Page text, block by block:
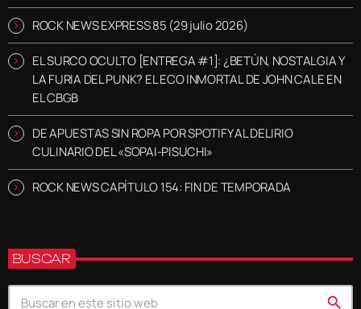
ROCK NEWS EXPRESS 85 (29 julio 2026)
EL SURCO OCULTO [ENTREGA #1]: ¿BETÚN, NOSTALGIA Y
LA FURIA DEL PUNK? EL ECO INMORTAL DE JOHN CALE EN
EL CBGB
DE APUESTAS SIN ROPA POR SPOTIFY AL DELIRIO
CULINARIO DEL «SOPAI-PISUCHI»
ROCK NEWS CAPÍTULO 154: FIN DE TEMPORADA
BUSCAR
search